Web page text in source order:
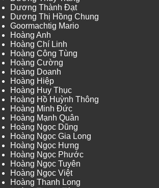
Dương Thành Đạt
Dương Thị Hồng Chung
Goormachtig Mario
Hoàng Anh
Hoàng Chí Linh
Hoàng Công Tùng
Hoàng Cường
Hoàng Doanh
Hoàng Hiệp
Hoàng Huy Thục
Hoàng Hồ Huỳnh Thông
Hoàng Minh Đức
Hoàng Mạnh Quân
Hoàng Ngọc Dũng
Hoàng Ngọc Gia Long
Hoàng Ngọc Hưng
Hoàng Ngọc Phước
Hoàng Ngọc Tuyên
Hoàng Ngọc Việt
Hoàng Thanh Long